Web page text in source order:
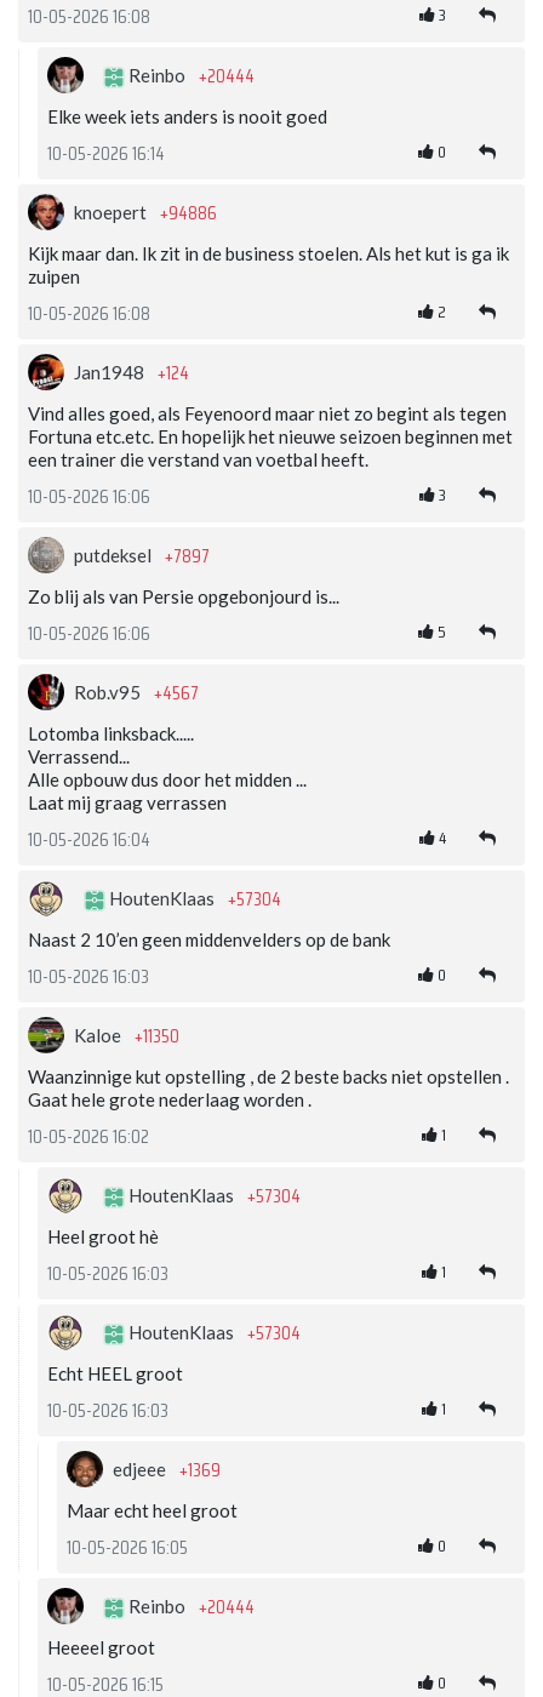
10-05-2026 16:08 3
Reinbo +20444
Elke week iets anders is nooit goed
10-05-2026 16:14 0
knoepert +94886
Kijk maar dan. Ik zit in de business stoelen. Als het kut is ga ik
zuipen
10-05-2026 16:08 2
Jan1948 +124
Vind alles goed, als Feyenoord maar niet zo begint als tegen
Fortuna etc.etc. En hopelijk het nieuwe seizoen beginnen met
een trainer die verstand van voetbal heeft.
10-05-2026 16:06 3
putdeksel +7897
Zo blij als van Persie opgebonjourd is...
10-05-2026 16:06 5
Rob.v95 +4567
Lotomba linksback.....
Verrassend...
Alle opbouw dus door het midden ...
Laat mij graag verrassen
10-05-2026 16:04 4
HoutenKlaas +57304
Naast 2 10’en geen middenvelders op de bank
10-05-2026 16:03 0
Kaloe +11350
Waanzinnige kut opstelling , de 2 beste backs niet opstellen .
Gaat hele grote nederlaag worden .
10-05-2026 16:02 1
HoutenKlaas +57304
Heel groot hè
10-05-2026 16:03 1
HoutenKlaas +57304
Echt HEEL groot
10-05-2026 16:03 1
edjeee +1369
Maar echt heel groot
10-05-2026 16:05 0
Reinbo +20444
Heeeel groot
10-05-2026 16:15 0